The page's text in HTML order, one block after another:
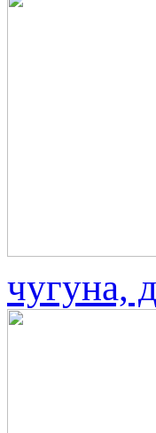
чугуна,